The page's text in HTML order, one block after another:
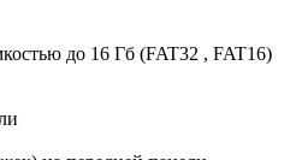
до 16 Гб (FAT32 , FAT16)